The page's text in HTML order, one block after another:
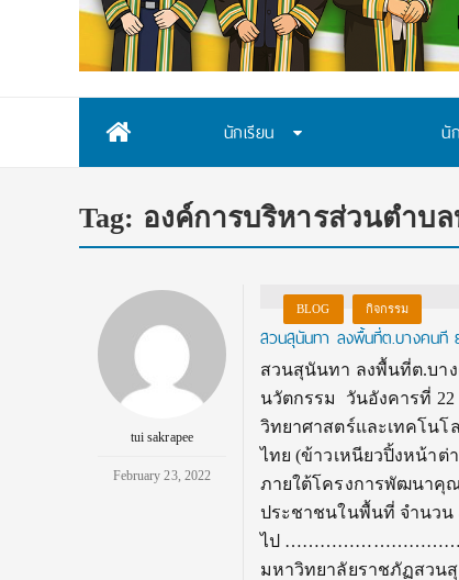
นักเรียน นั
Tag: องค์การบริหารส่วนตำบ
tui sakrapee
February 23, 2022
BLOG กิจกรรม
สวนสุนันทา ลงพื้นที่ต.บางคนที
สวนสุนันทา ลงพื้นที่ต.บา
นวัตกรรม วันอังคารที่
วิทยาศาสตร์และเทคโน
ไทย (ข้าวเหนียวปิ้งหน้า
ภายใต้โครงการพัฒนาคุ
ประชาชนในพื้นที่ จำนวน
ไป …………………………… น.
มหาวิทยาลัยราชภัฏสวน